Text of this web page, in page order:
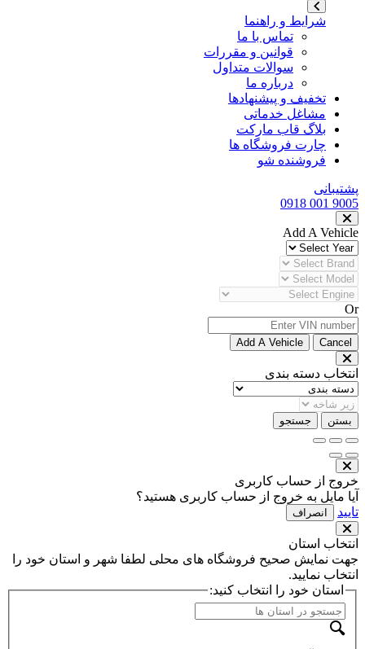
شرایط و راهنما
تماس با ما
قوانین و مقررات
سوالات متداول
درباره ما
تخفیف و پیشنهادها
مشاغل خدماتی
بلاگ قاب مارکت
چارت فروشگاه ها
فروشنده شو
پشتیبانی
9005 001 0918
Add A Vehicle
Or
Cancel
Add A Vehicle
انتخاب دسته بندی
بستن جستجو
خروج از حساب کاربری
آیا مایل به خروج از حساب کاربری هستید؟
تایید
انصراف
انتخاب استان
جهت نمایش صحیح فروشگاه های محلی لطفا شهر و استان خود را
انتخاب نمایید.
استان خود را انتخاب کنید: